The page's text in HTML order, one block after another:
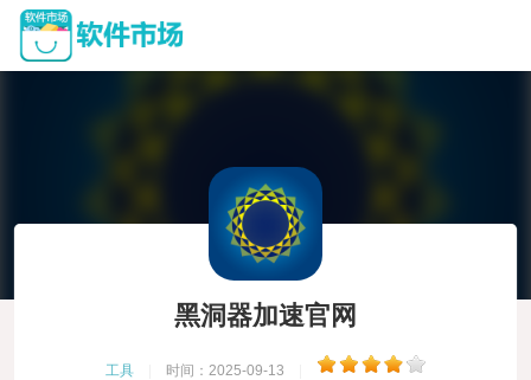
黑洞器加速官网
工具 时间：2025-09-13